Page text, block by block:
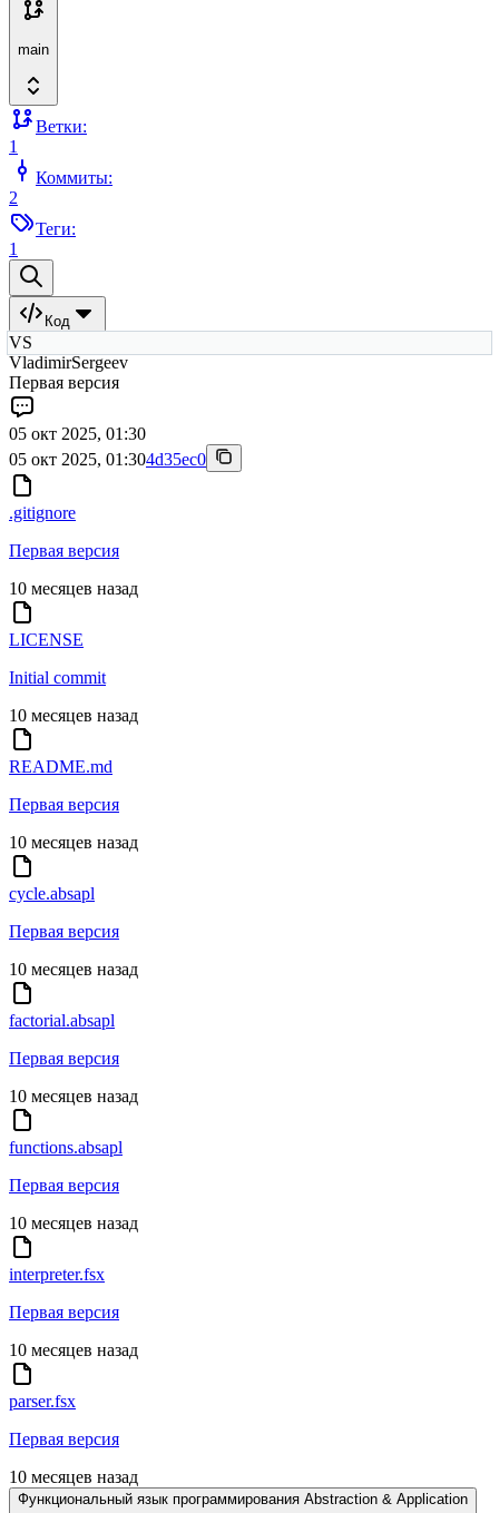
main
Ветки:
1
Коммиты:
2
Теги:
1
Код
VS
VladimirSergeev
Первая версия
05 окт 2025, 01:30
05 окт 2025, 01:304d35ec0
.gitignore
Первая версия
10 месяцев назад
LICENSE
Initial commit
10 месяцев назад
README.md
Первая версия
10 месяцев назад
cycle.absapl
Первая версия
10 месяцев назад
factorial.absapl
Первая версия
10 месяцев назад
functions.absapl
Первая версия
10 месяцев назад
interpreter.fsx
Первая версия
10 месяцев назад
parser.fsx
Первая версия
10 месяцев назад
Функциональный язык программирования Abstraction & Application